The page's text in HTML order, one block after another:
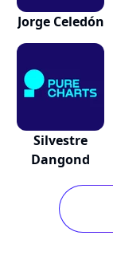
Jorge Celedón
Silvestre
Dangond